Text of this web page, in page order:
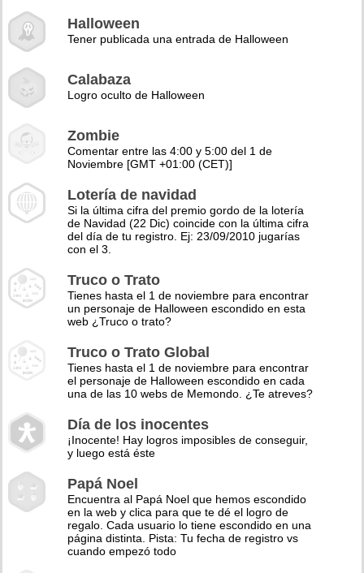
Halloween
Tener publicada una entrada de Halloween
Calabaza
Logro oculto de Halloween
Zombie
Comentar entre las 4:00 y 5:00 del 1 de
Noviembre [GMT +01:00 (CET)]
Lotería de navidad
Si la última cifra del premio gordo de la lotería
de Navidad (22 Dic) coincide con la última cifra
del día de tu registro. Ej: 23/09/2010 jugarías
con el 3.
Truco o Trato
Tienes hasta el 1 de noviembre para encontrar
un personaje de Halloween escondido en esta
web ¿Truco o trato?
Truco o Trato Global
Tienes hasta el 1 de noviembre para encontrar
el personaje de Halloween escondido en cada
una de las 10 webs de Memondo. ¿Te atreves?
Día de los inocentes
¡Inocente! Hay logros imposibles de conseguir,
y luego está éste
Papá Noel
Encuentra al Papá Noel que hemos escondido
en la web y clica para que te dé el logro de
regalo. Cada usuario lo tiene escondido en una
página distinta. Pista: Tu fecha de registro vs
cuando empezó todo